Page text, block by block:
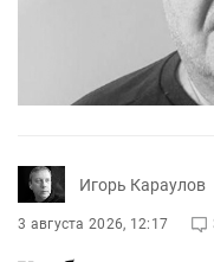
Игорь Караулов
3 августа 2026, 12:17